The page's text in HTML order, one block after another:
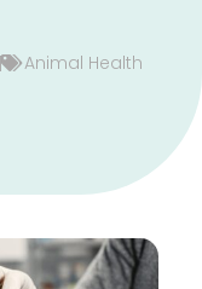
Animal Health